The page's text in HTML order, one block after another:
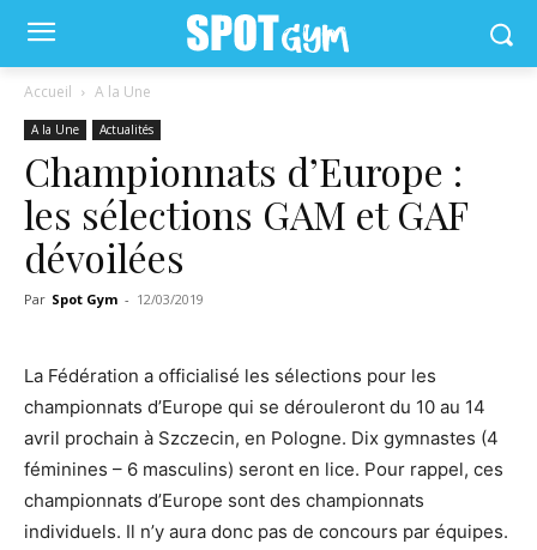
Accueil A la Une
A la Une Actualités
Championnats d’Europe :
les sélections GAM et GAF
dévoilées
Par Spot Gym - 12/03/2019
La Fédération a officialisé les sélections pour les
championnats d’Europe qui se dérouleront du 10 au 14
avril prochain à Szczecin, en Pologne. Dix gymnastes (4
féminines – 6 masculins) seront en lice. Pour rappel, ces
championnats d’Europe sont des championnats
individuels. Il n’y aura donc pas de concours par équipes.